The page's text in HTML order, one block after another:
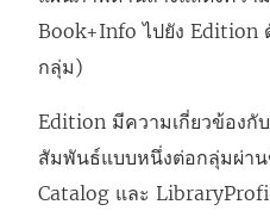
Book+Info ไปยัง Edition
กลุ่ม)
Edition มีความเกี่ยวข้องกั
สัมพันธ์แบบหนึ่งต่อกลุ่มผ่าน
Catalog และ